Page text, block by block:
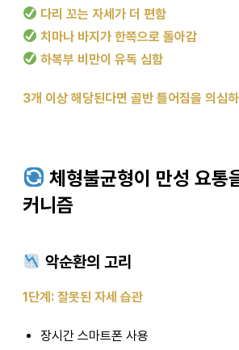
다리 꼬는 자세가 더 편함
치마나 바지가 한쪽으로 돌아감
하복부 비만이 유독 심함
3개 이상 해당된다면 골반 틀어짐을 의심
체형불균형이 만성 요통
커니즘
악순환의 고리
1단계: 잘못된 자세 습관
장시간 스마트폰 사용